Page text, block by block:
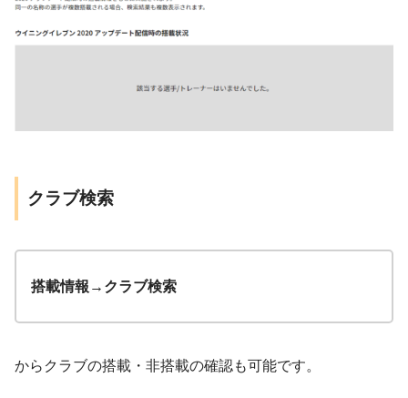
クラブ検索
搭載情報→クラブ検索
からクラブの搭載・非搭載の確認も可能です。